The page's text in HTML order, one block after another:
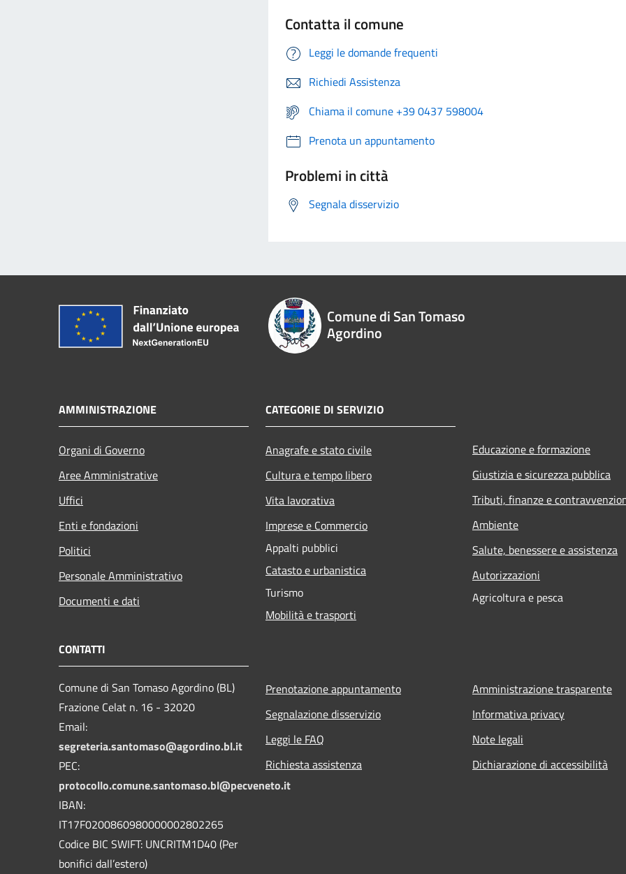
Contatta il comune
Leggi le domande frequenti
Richiedi Assistenza
Chiama il comune +39 0437 598004
Prenota un appuntamento
Problemi in città
Segnala disservizio
Comune di San Tomaso
Agordino
AMMINISTRAZIONE
Organi di Governo
Aree Amministrative
Uffici
Enti e fondazioni
Politici
Personale Amministrativo
Documenti e dati
CATEGORIE DI SERVIZIO
Anagrafe e stato civile
Cultura e tempo libero
Vita lavorativa
Imprese e Commercio
Appalti pubblici
Catasto e urbanistica
Turismo
Mobilità e trasporti
Educazione e formazione
Giustizia e sicurezza pubblica
Tributi, finanze e
Ambiente
Salute, benessere e assistenza
Autorizzazioni
Agricoltura e pesca
CONTATTI
Comune di San Tomaso Agordino (BL)
Frazione Celat n. 16 - 32020
Email:
segreteria.santomaso@agordino.bl.it
PEC:
protocollo.comune.santomaso.bl@pecveneto.it
IBAN:
IT17F0200860980000002802265
Codice BIC SWIFT: UNCRITM1D40 (Per
bonifici dall’estero)
Prenotazione appuntamento
Segnalazione disservizio
Leggi le FAQ
Richiesta assistenza
Amministrazione trasparente
Informativa privacy
Note legali
Dichiarazione di accessibilità